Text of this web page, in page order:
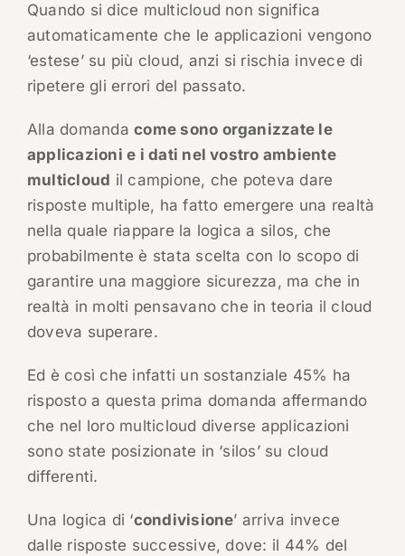
Quando si dice multicloud non significa
automaticamente che le applicazioni vengono
‘estese’ su più cloud, anzi si rischia invece di
ripetere gli errori del passato.
Alla domandacome sono organizzate le
applicazioni e i dati nel vostro ambiente
multicloud il campione, che poteva dare
risposte multiple, ha fatto emergere una realtà
nella quale riappare la logica a silos, che
probabilmente è stata scelta con lo scopo di
garantire una maggiore sicurezza, ma che in
realtà in molti pensavano che in teoria il cloud
doveva superare.
Ed è così che infatti un sostanziale 45% ha
risposto a questa prima domanda affermando
che nel loro multicloud diverse applicazioni
sono state posizionate in ‘silos’ su cloud
differenti.
Una logica di ‘condivisione’ arriva invece
dalle risposte successive, dove: il 44% del